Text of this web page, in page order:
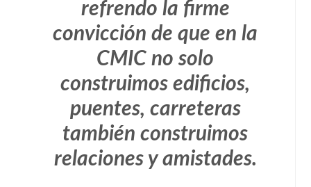
refrendo la firme
convicción de que en la
CMIC no solo
construimos edificios,
puentes, carreteras
también construimos
relaciones y amistades.